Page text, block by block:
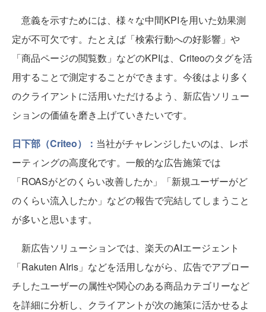
意義を示すためには、様々な中間KPIを用いた効果測
定が不可欠です。たとえば「検索行動への好影響」や
「商品ページの閲覧数」などのKPIは、Criteoのタグを活
用することで測定することができます。今後はより多く
のクライアントに活用いただけるよう、新広告ソリュー
ションの価値を磨き上げていきたいです。
日下部（Criteo）： 当社がチャレンジしたいのは、レポ
ーティングの高度化です。一般的な広告施策では
「ROASがどのくらい改善したか」「新規ユーザーがど
のくらい流入したか」などの報告で完結してしまうこと
が多いと思います。
新広告ソリューションでは、楽天のAIエージェント
「Rakuten AIris」などを活用しながら、広告でアプロー
チしたユーザーの属性や関心のある商品カテゴリーなど
を詳細に分析し、クライアントが次の施策に活かせるよ